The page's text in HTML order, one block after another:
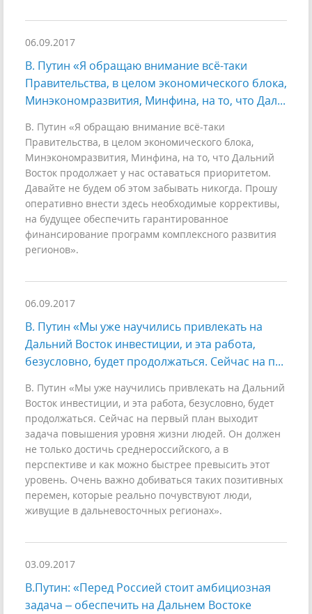
06.09.2017
В. Путин «Я обращаю внимание всё-таки
Правительства, в целом экономического блока,
Минэкономразвития, Минфина, на то, что Дал...
В. Путин «Я обращаю внимание всё-таки
Правительства, в целом экономического блока,
Минэкономразвития, Минфина, на то, что Дальний
Восток продолжает у нас оставаться приоритетом.
Давайте не будем об этом забывать никогда. Прошу
оперативно внести здесь необходимые коррективы,
на будущее обеспечить гарантированное
финансирование программ комплексного развития
регионов».
06.09.2017
В. Путин «Мы уже научились привлекать на
Дальний Восток инвестиции, и эта работа,
безусловно, будет продолжаться. Сейчас на п...
В. Путин «Мы уже научились привлекать на Дальний
Восток инвестиции, и эта работа, безусловно, будет
продолжаться. Сейчас на первый план выходит
задача повышения уровня жизни людей. Он должен
не только достичь среднероссийского, а в
перспективе и как можно быстрее превысить этот
уровень. Очень важно добиваться таких позитивных
перемен, которые реально почувствуют люди,
живущие в дальневосточных регионах».
03.09.2017
В.Путин: «Перед Россией стоит амбициозная
задача – обеспечить на Дальнем Востоке